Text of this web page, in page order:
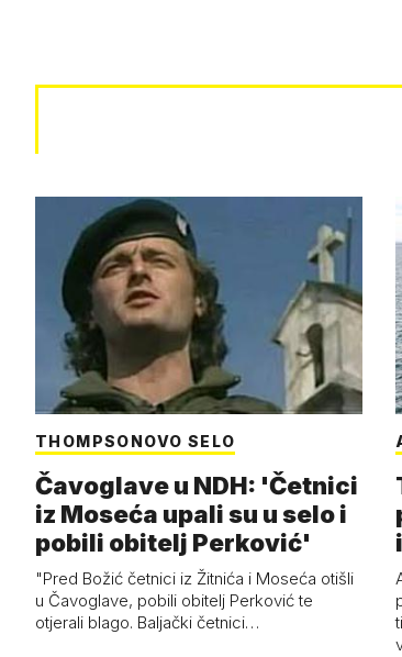
THOMPSONOVO SELO
Čavoglave u NDH: 'Četnici
iz Moseća upali su u selo i
pobili obitelj Perković'
"Pred Božić četnici iz Žitnića i Moseća otišli
u Čavoglave, pobili obitelj Perković te
otjerali blago. Baljački četnici…